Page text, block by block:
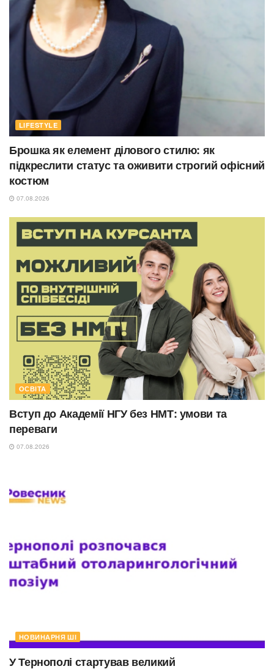
LIFESTYLE
Брошка як елемент ділового стилю: як
підкреслити статус та оживити строгий офісний
костюм
07.08.2026
ОСВІТА
Вступ до Академії НГУ без НМТ: умови та
переваги
07.08.2026
НОВИНАРНЯ ШІ
У Тернополі стартував великий